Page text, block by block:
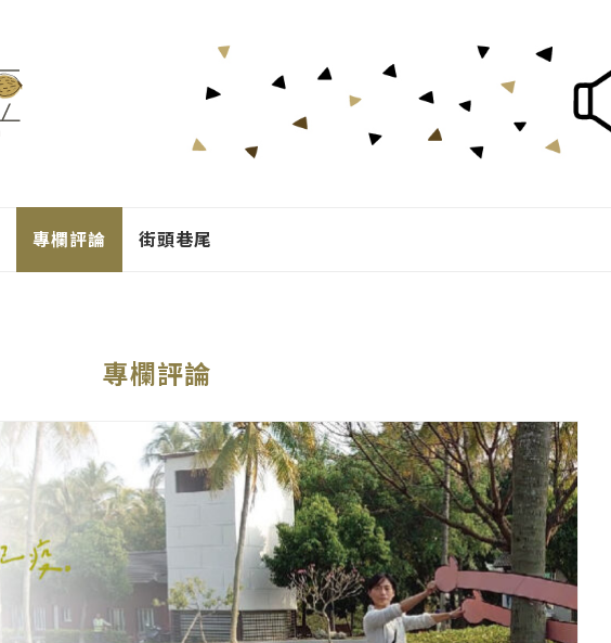
專欄評論 街頭巷尾
專欄評論